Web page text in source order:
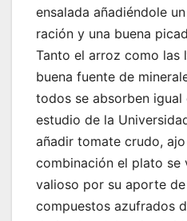
ensalada añadiéndole
ración y una buena
Tanto el arroz como las
buena fuente de
todos se absorben igual
estudio de la
añadir tomate crudo,
combinación el plato se
valioso por su aporte
compuestos azufrados